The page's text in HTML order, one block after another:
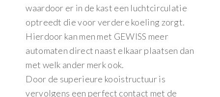
waardoor er in de kast een luchtcirculatie
optreedt die voor verdere koeling zorgt.
Hierdoor kan men met GEWISS meer
automaten direct naast elkaar plaatsen dan
met welk ander merk ook.
Door de superieure kooistructuur is
vervolgens een perfect contact met de